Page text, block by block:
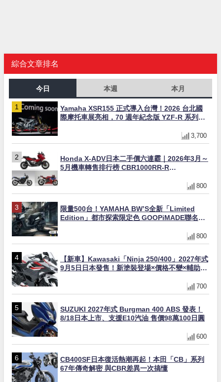
綜合文章排名
今日 本週 本月
Yamaha XSR155 正式導入台灣！2026 台北國
際摩托車展亮相，70 週年紀念版 YZF-R 系列限
3,700
Honda X-ADV日本二手價六連霸｜2026年3月～
5月機車轉售排行榜 CBR1000RR-R
800
限量500台！YAMAHA BW’S全新「Limited
Edition」都市探索限定色 GOOPiMADE聯名包
800
【新車】Kawasaki「Ninja 250/400」2027年式
9月5日日本發售！新塗裝登場×價格不變×輔助滑
700
SUZUKI 2027年式 Burgman 400 ABS 發表！
8/18日本上市、支援E10汽油 售價98萬100日圓
600
CB400SF日本復活熱潮再起！本田「CB」系列
67年傳奇解密 與CBR差異一次搞懂